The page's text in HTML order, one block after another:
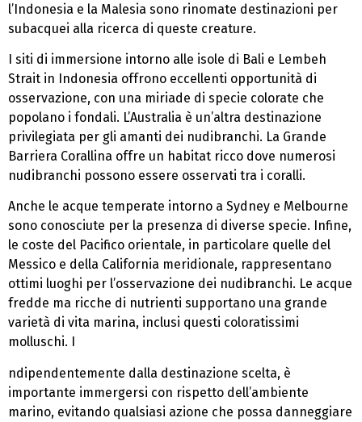
l’Indonesia e la Malesia sono rinomate destinazioni per
subacquei alla ricerca di queste creature.
I siti di immersione intorno alle isole di Bali e Lembeh
Strait in Indonesia offrono eccellenti opportunità di
osservazione, con una miriade di specie colorate che
popolano i fondali. L’Australia è un’altra destinazione
privilegiata per gli amanti dei nudibranchi. La Grande
Barriera Corallina offre un habitat ricco dove numerosi
nudibranchi possono essere osservati tra i coralli.
Anche le acque temperate intorno a Sydney e Melbourne
sono conosciute per la presenza di diverse specie. Infine,
le coste del Pacifico orientale, in particolare quelle del
Messico e della California meridionale, rappresentano
ottimi luoghi per l’osservazione dei nudibranchi. Le acque
fredde ma ricche di nutrienti supportano una grande
varietà di vita marina, inclusi questi coloratissimi
molluschi. I
ndipendentemente dalla destinazione scelta, è
importante immergersi con rispetto dell’ambiente
marino, evitando qualsiasi azione che possa danneggiare